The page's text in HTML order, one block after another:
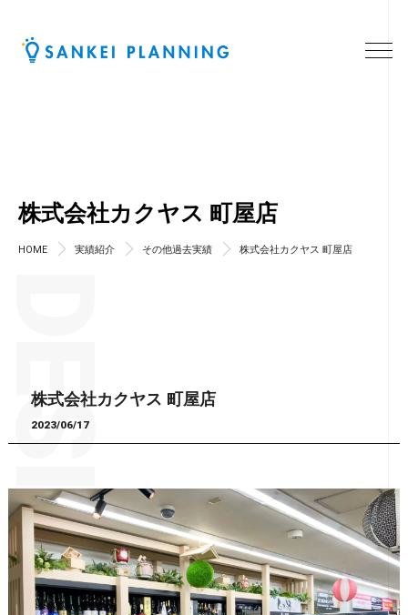
株式会社カクヤス 町屋店
HOME 実績紹介 その他過去実績 株式会社カクヤス 町屋店
株式会社カクヤス 町屋店
2023/06/17